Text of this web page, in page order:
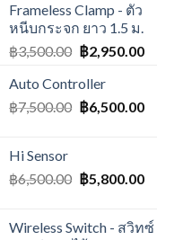
Frameless Clamp - ตัว
หนีบกระจก ยาว 1.5 ม.
฿3,500.00 ฿2,950.00
Auto Controller
฿7,500.00 ฿6,500.00
Hi Sensor
฿6,500.00 ฿5,800.00
Wireless Switch - สวิทซ์